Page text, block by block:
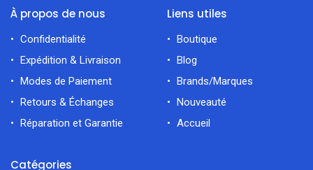
À propos de nous
Confidentialité
Expédition & Livraison
Modes de Paiement
Retours & Échanges
Réparation et Garantie
Liens utiles
Boutique
Blog
Brands/Marques
Nouveauté
Accueil
Catégories